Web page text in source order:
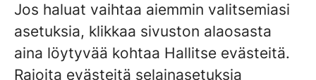
Jos haluat vaihtaa aiemmin valitsemiasi
asetuksia, klikkaa sivuston alaosasta
aina löytyvää kohtaa Hallitse evästeitä.
Rajoita evästeitä selainasetuksia